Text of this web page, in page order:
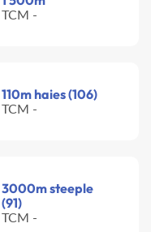
TCM -
110m haies (106)
TCM -
3000m steeple
(91)
TCM -